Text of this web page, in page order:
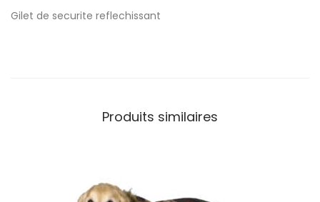
Gilet de securite reflechissant
Produits similaires